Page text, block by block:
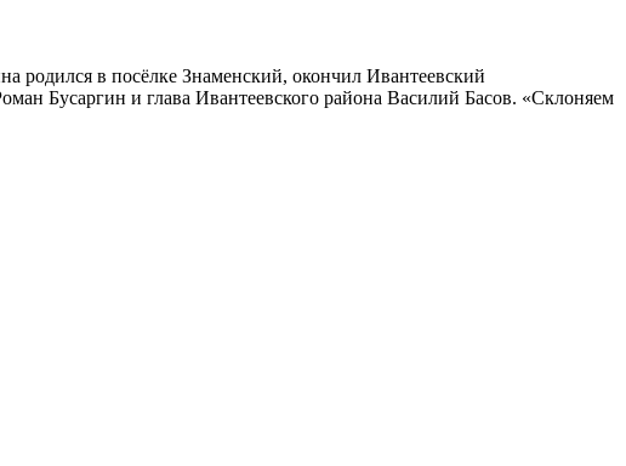
родился в посёлке Знаменский, окончил Ивантеевский
Бусаргин и глава Ивантеевского района Василий Басов. «Склоняем